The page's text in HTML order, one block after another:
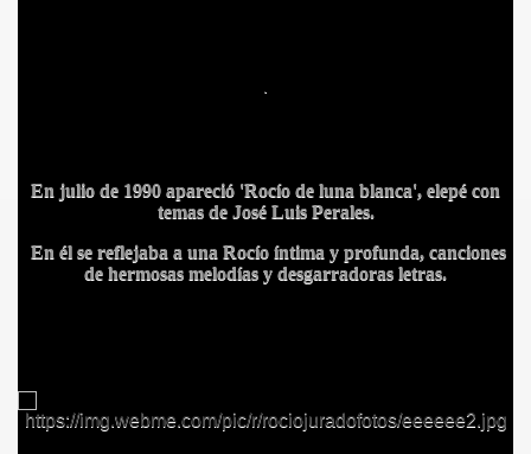
En julio de 1990 apareció 'Rocío de luna blanca', elepé con
temas de José Luis Perales.
En él se reflejaba a una Rocío íntima y profunda, canciones
de hermosas melodías y desgarradoras letras.